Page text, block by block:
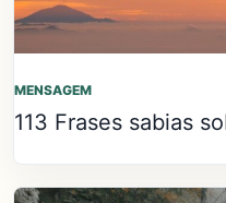
MENSAGEM
113 Frases sabias